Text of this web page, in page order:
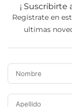
¡
Regístrate en
ultimas